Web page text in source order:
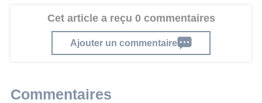
Cet article a reçu 0 commentaires
Ajouter un commentaire
Commentaires